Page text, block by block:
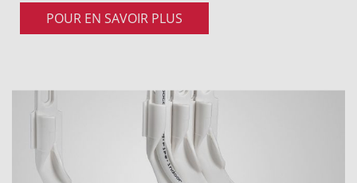
POUR EN SAVOIR PLUS